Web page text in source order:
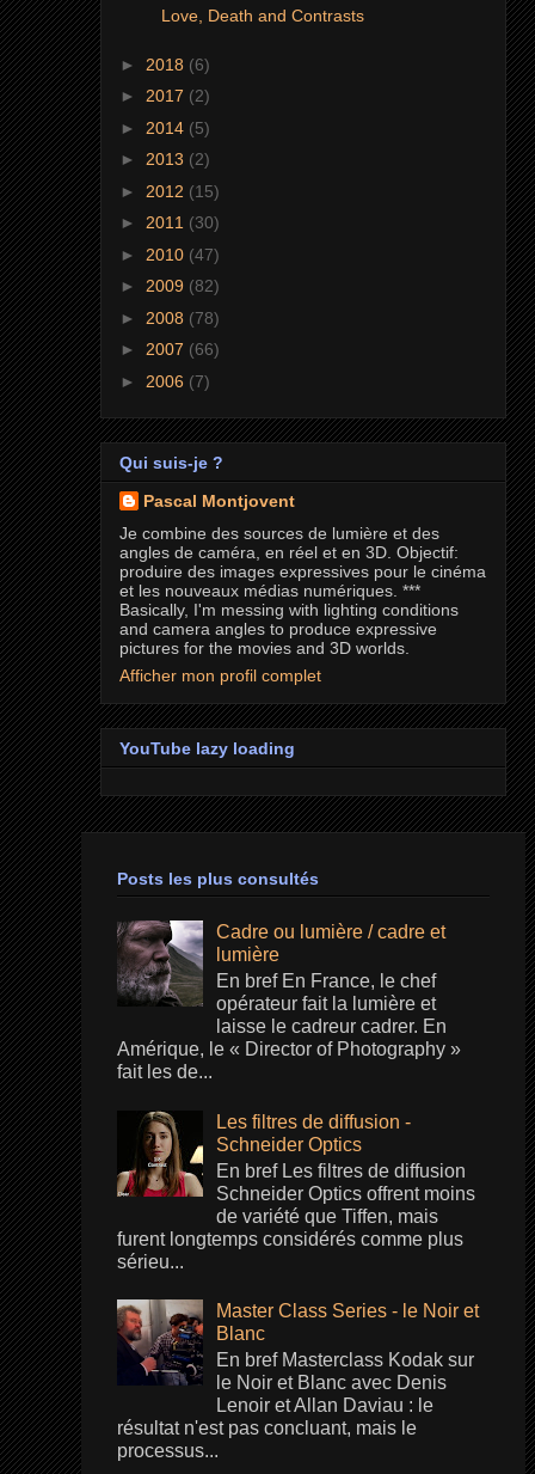
Love, Death and Contrasts
► 2018 (6)
► 2017 (2)
► 2014 (5)
► 2013 (2)
► 2012 (15)
► 2011 (30)
► 2010 (47)
► 2009 (82)
► 2008 (78)
► 2007 (66)
► 2006 (7)
Qui suis-je ?
Pascal Montjovent
Je combine des sources de lumière et des
angles de caméra, en réel et en 3D. Objectif:
produire des images expressives pour le cinéma
et les nouveaux médias numériques. ***
Basically, I'm messing with lighting conditions
and camera angles to produce expressive
pictures for the movies and 3D worlds.
Afficher mon profil complet
YouTube lazy loading
Posts les plus consultés
Cadre ou lumière / cadre et
lumière
En bref En France, le chef
opérateur fait la lumière et
laisse le cadreur cadrer. En
Amérique, le « Director of Photography »
fait les de...
Les filtres de diffusion -
Schneider Optics
En bref Les filtres de diffusion
Schneider Optics offrent moins
de variété que Tiffen, mais
furent longtemps considérés comme plus
sérieu...
Master Class Series - le Noir et
Blanc
En bref Masterclass Kodak sur
le Noir et Blanc avec Denis
Lenoir et Allan Daviau : le
résultat n'est pas concluant, mais le
processus...